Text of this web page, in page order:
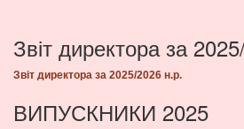
Звіт директора за
Звіт директора за 2025/2026 н.р.
ВИПУСКНИКИ 2025